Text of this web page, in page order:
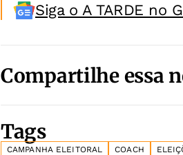
Siga o A TARDE no
Compartilhe essa
Tags
CAMPANHA ELEITORAL COACH